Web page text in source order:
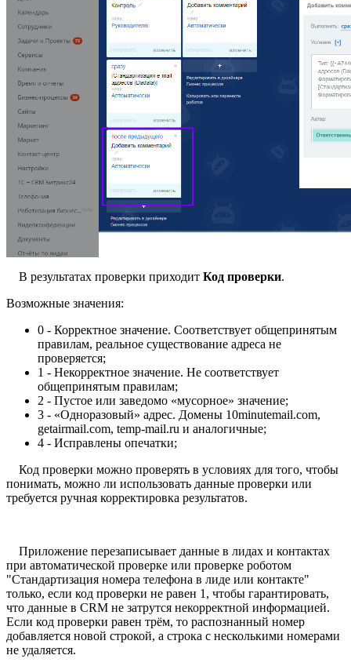
В результатах проверки приходит Код проверки.
Возможные значения:
0 - Корректное значение. Соответствует общепринятым
правилам, реальное существование адреса не
проверяется;
1 - Некорректное значение. Не соответствует
общепринятым правилам;
2 - Пустое или заведомо «мусорное» значение;
3 - «Одноразовый» адрес. Домены 10minutemail.com,
getairmail.com, temp-mail.ru и аналогичные;
4 - Исправлены опечатки;
Код проверки можно проверять в условиях для того, чтобы
понимать, можно ли использовать данные проверки или
требуется ручная корректировка результатов.
Приложение перезаписывает данные в лидах и контактах
при автоматической проверке или проверке роботом
"Стандартизация номера телефона в лиде или контакте"
только, если код проверки не равен 1, чтобы гарантировать,
что данные в CRM не затрутся некорректной информацией.
Если код проверки равен трём, то распознанный номер
добавляется новой строкой, а строка с несколькими номерами
не удаляется.